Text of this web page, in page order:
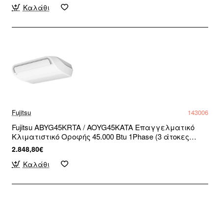
Καλάθι
Fujitsu 143006
Fujitsu ABYG45KRTA / AOYG45KATA Επαγγελματικό
Κλιματιστικό Οροφής 45.000 Btu 1Phase (3 άτοκες
δόσεις)
2.848,80€
Καλάθι